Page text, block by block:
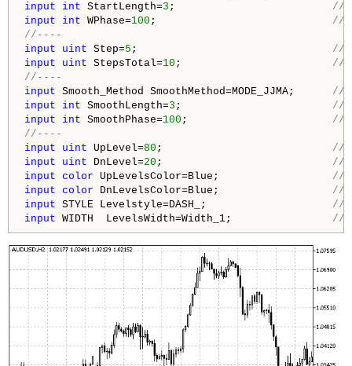
input
int StartLength=3 ; //
input
int WPhase=100 ; //
//----
input
uint Step=5 ; //
input
uint StepsTotal=10 ; //
//----
input Smooth_Method SmoothMethod=MODE_JJMA; //
input
int SmoothLength=3 ; //
input
int SmoothPhase=100 ; //
//----
input
uint UpLevel=80 ; //
input
uint DnLevel=20 ; //
input color UpLevelsColor=Blue; //
input color DnLevelsColor=Blue; //
input STYLE Levelstyle=DASH_; //
input WIDTH  LevelsWidth=Width_1; //